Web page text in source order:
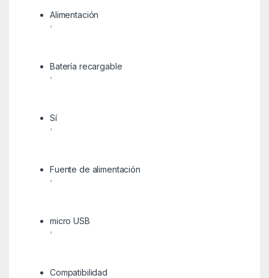
Alimentación
‘
Batería recargable
‘
Sí
‘
Fuente de alimentación
‘
micro USB
‘
Compatibilidad